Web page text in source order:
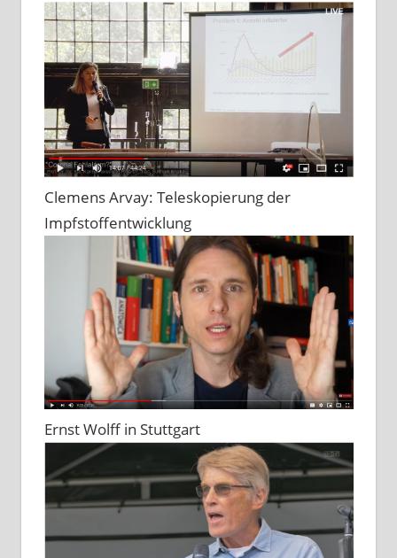
Clemens Arvay: Teleskopierung der
Impfstoffentwicklung
Ernst Wolff in Stuttgart